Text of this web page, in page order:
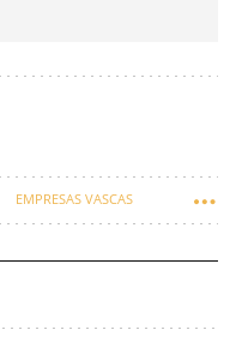
EMPRESAS VASCAS